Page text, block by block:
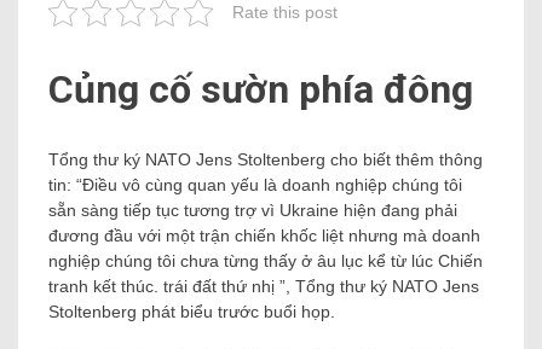
Rate this post
Củng cố sườn phía đông
Tổng thư ký NATO Jens Stoltenberg cho biết thêm thông
tin: “Điều vô cùng quan yếu là doanh nghiệp chúng tôi
sẵn sàng tiếp tục tương trợ vì Ukraine hiện đang phải
đương đầu với một trận chiến khốc liệt nhưng mà doanh
nghiệp chúng tôi chưa từng thấy ở âu lục kể từ lúc Chiến
tranh kết thúc. trái đất thứ nhị ”, Tổng thư ký NATO Jens
Stoltenberg phát biểu trước buổi họp.